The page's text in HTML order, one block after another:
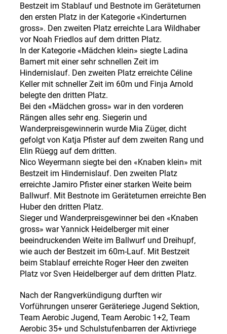
Bestzeit im Stablauf und Bestnote im Geräteturnen
den ersten Platz in der Kategorie «Kinderturnen
gross». Den zweiten Platz erreichte Lara Wildhaber
vor Noah Friedlos auf dem dritten Platz.
In der Kategorie «Mädchen klein» siegte Ladina
Bamert mit einer sehr schnellen Zeit im
Hindernislauf. Den zweiten Platz erreichte Céline
Keller mit schneller Zeit im 60m und Finja Arnold
belegte den dritten Platz.
Bei den «Mädchen gross» war in den vorderen
Rängen alles sehr eng. Siegerin und
Wanderpreisgewinnerin wurde Mia Züger, dicht
gefolgt von Katja Pfister auf dem zweiten Rang und
Elin Rüegg auf dem dritten.
Nico Weyermann siegte bei den «Knaben klein» mit
Bestzeit im Hindernislauf. Den zweiten Platz
erreichte Jamiro Pfister einer starken Weite beim
Ballwurf. Mit Bestnote im Geräteturnen erreichte Ben
Huber den dritten Platz.
Sieger und Wanderpreisgewinner bei den «Knaben
gross» war Yannick Heidelberger mit einer
beeindruckenden Weite im Ballwurf und Dreihupf,
wie auch der Bestzeit im 60m-Lauf. Mit Bestzeit
beim Stablauf erreichte Roger Heer den zweiten
Platz vor Sven Heidelberger auf dem dritten Platz.
Nach der Rangverkündigung durften wir
Vorführungen unserer Geräteriege Jugend Sektion,
Team Aerobic Jugend, Team Aerobic 1+2, Team
Aerobic 35+ und Schulstufenbarren der Aktivriege